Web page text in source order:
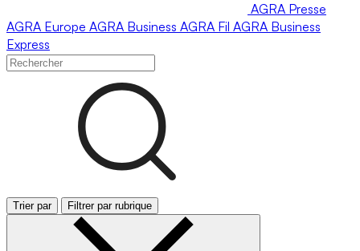
AGRA Presse
AGRA Europe AGRA Business AGRA Fil AGRA Business
Express
Trier par Filtrer par rubrique